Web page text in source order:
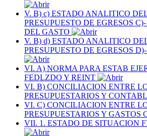
V. B) c) ESTADO ANALITICO
PRESUPUESTO DE EGRESOS
DEL GASTO
V. B) d) ESTADO ANALITICO
PRESUPUESTO DE EGRESOS
VI. A) NORMA PARA ESTAB
FEDLZDO Y REINT
VI. B) CONCILIACION ENTRE
PRESUPUESTARIOS Y
VI. C) CONCILIACION ENTRE
PRESUPUESTARIOS Y GASTOS
VII. 1. ESTADO DE SITUACION